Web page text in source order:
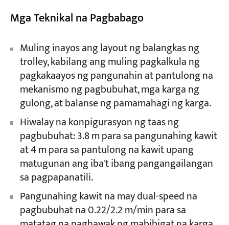
Mga Teknikal na Pagbabago
Muling inayos ang layout ng balangkas ng
trolley, kabilang ang muling pagkalkula ng
pagkakaayos ng pangunahin at pantulong na
mekanismo ng pagbubuhat, mga karga ng
gulong, at balanse ng pamamahagi ng karga.
Hiwalay na konpigurasyon ng taas ng
pagbubuhat: 3.8 m para sa pangunahing kawit
at 4 m para sa pantulong na kawit upang
matugunan ang iba't ibang pangangailangan
sa pagpapanatili.
Pangunahing kawit na may dual-speed na
pagbubuhat na 0.22/2.2 m/min para sa